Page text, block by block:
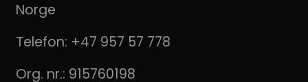
Norge
Telefon: +47 957 57 778
Org. nr.: 915760198